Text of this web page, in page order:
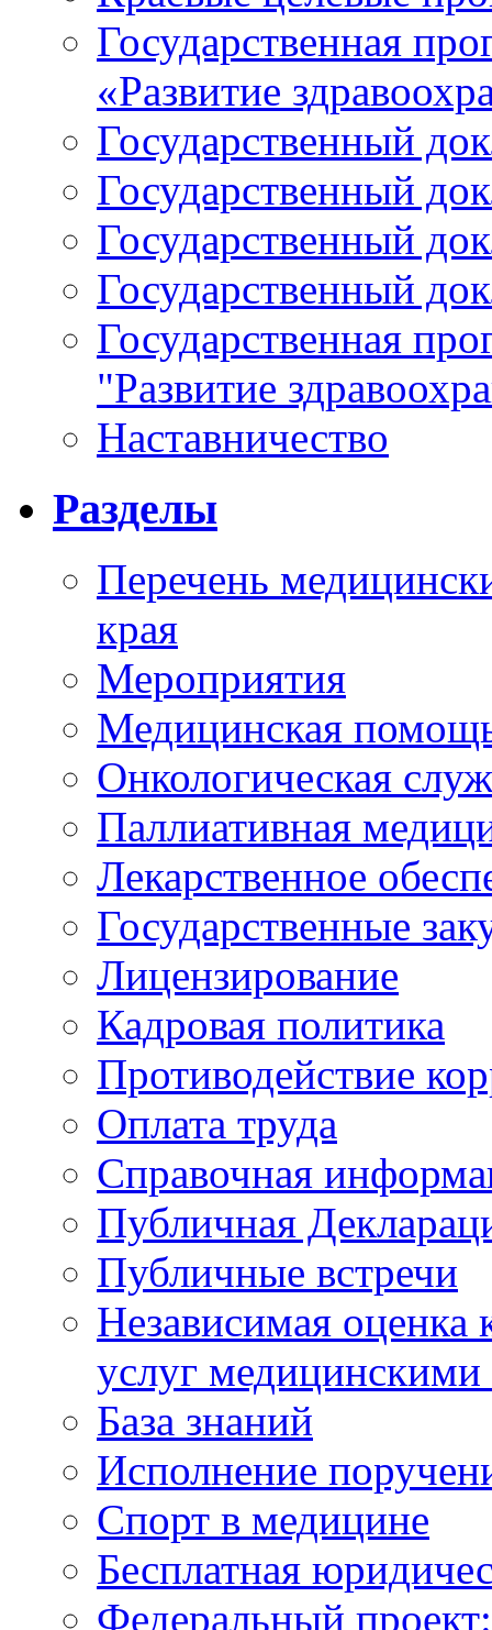
Государственная
«Развитие
Государственный
Государственный
Государственный
Государственный
Государственная
"Развитие
Наставничество
Разделы
Перечень
края
Мероприятия
Медицинская
Онкологическая
Паллиативная
Лекарственное
Государственные
Лицензирование
Кадровая политика
Противодействие
Оплата труда
Справочная
Публичная
Публичные встречи
Независимая оценка
услуг
База знаний
Исполнение
Спорт в медицине
Бесплатная
Федеральный